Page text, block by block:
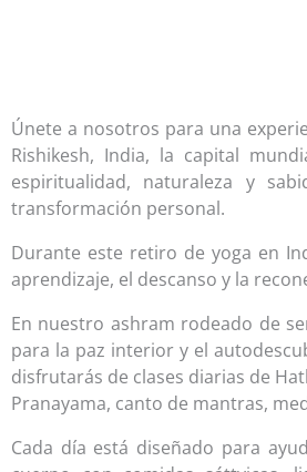
Únete a nosotros para una
Rishikesh, India, la capital
espiritualidad, naturaleza y
transformación personal.
Durante este retiro de yoga en
aprendizaje, el descanso y la
En nuestro ashram rodeado de
para la paz interior y el
disfrutarás de clases diarias de
Pranayama, canto de mantras,
Cada día está diseñado para